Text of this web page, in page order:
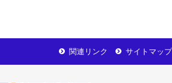
サイトマップ
関連リンク